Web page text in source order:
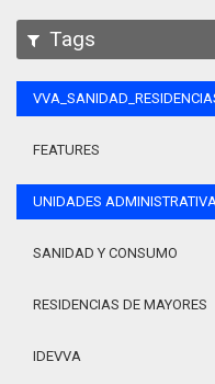
Tags
FEATURES
UNIDADES
SANIDAD Y CONSUMO
RESIDENCIAS DE MAYORES
IDEVVA